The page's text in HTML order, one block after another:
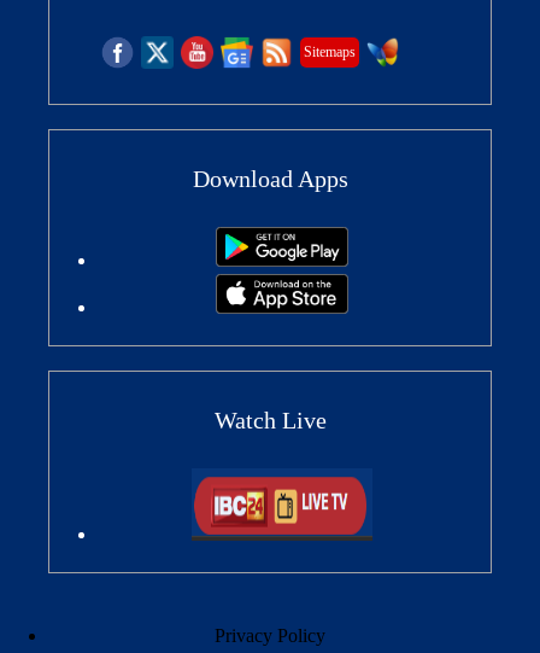
Sitemaps
Download Apps
Watch Live
Privacy Policy